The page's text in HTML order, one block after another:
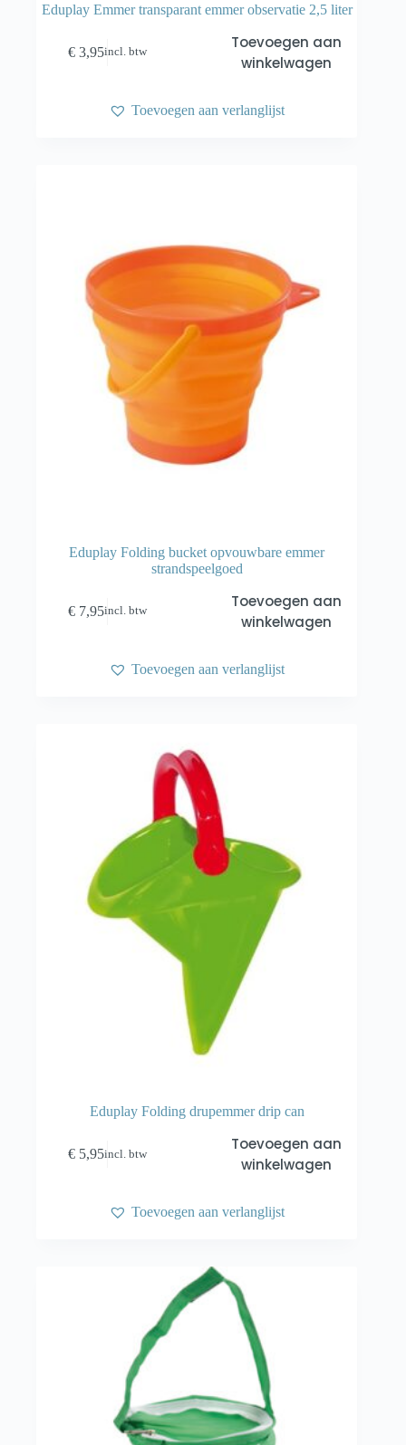
Eduplay Emmer transparant emmer observatie 2,5 liter
€ 3,95incl. btw
Toevoegen aan
winkelwagen
Toevoegen aan verlanglijst
Eduplay Folding bucket opvouwbare emmer
strandspeelgoed
€ 7,95incl. btw
Toevoegen aan
winkelwagen
Toevoegen aan verlanglijst
Eduplay Folding drupemmer drip can
€ 5,95incl. btw
Toevoegen aan
winkelwagen
Toevoegen aan verlanglijst